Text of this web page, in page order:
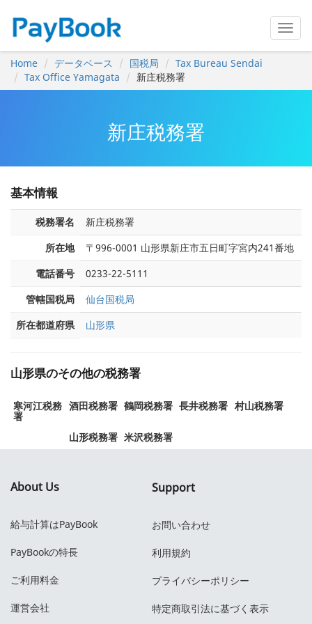
Home データベース 国税局
Tax Bureau Sendai
Tax Office Yamagata
新庄税務署
新庄税務署
基本情報
税務署名
新庄税務署
所在地
〒996-0001 山形県新庄市五日町字宮内241番地
電話番号
0233-22-5111
管轄国税局
仙台国税局
所在都道府県
山形県
山形県のその他の税務署
寒河江税務
署
酒田税務署 鶴岡税務署 長井税務署 村山税務署
山形税務署 米沢税務署
About Us
給与計算はPayBook
PayBookの特長
ご利用料金
運営会社
Support
お問い合わせ
利用規約
プライバシーポリシー
特定商取引法に基づく表示